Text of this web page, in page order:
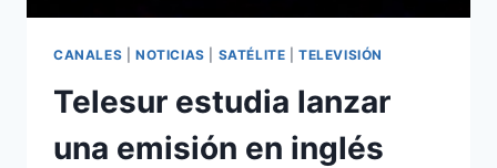
CANALES NOTICIAS SATÉLITE |TELEVISIÓN
Telesur estudia lanzar
una emisión en inglés